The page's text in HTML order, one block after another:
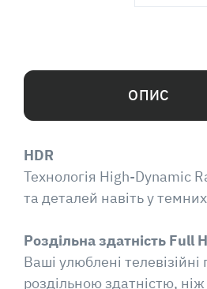
ОПИС
HDR
Технологія High-Dynamic
та деталей навіть у
Роздільна здатність Full
Ваші улюблені
роздільною здатністю,